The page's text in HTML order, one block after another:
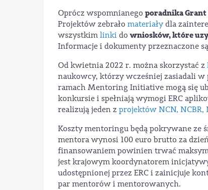
Oprócz wspomnianego poradnika
Projektów zebrało materiałydla
wszystkim linki downiosków, które
Informacje i dokumenty przeznaczone
Od kwietnia 2022 r. można skorzystać z
naukowcy, którzy wcześniej zasiadali w
ramach Mentoring Initiative mogą się
konkursie i spełniają wymogi ERC
realizują jeden z projektów NCN, NCBR,
Koszty mentoringu będą pokrywane ze
mentora wynosi 100 euro brutto za
finansowaniem powinien trwać
jest krajowym koordynatorem
udostępnionej przez ERC i zainicjuje
par mentorów i mentorowanych.